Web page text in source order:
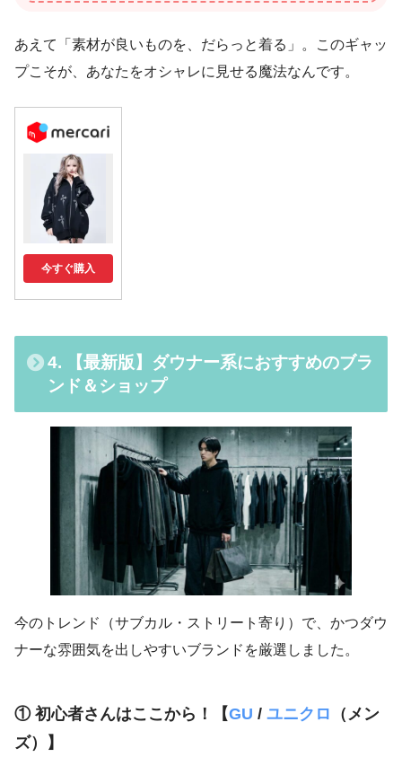
あえて「素材が良いものを、だらっと着る」。このギャッ
プこそが、あなたをオシャレに見せる魔法なんです。
今すぐ購入
4. 【最新版】ダウナー系におすすめのブラ
ンド＆ショップ
今のトレンド（サブカル・ストリート寄り）で、かつダウ
ナーな雰囲気を出しやすいブランドを厳選しました。
① 初心者さんはここから！【GU / ユニクロ （メン
ズ）】